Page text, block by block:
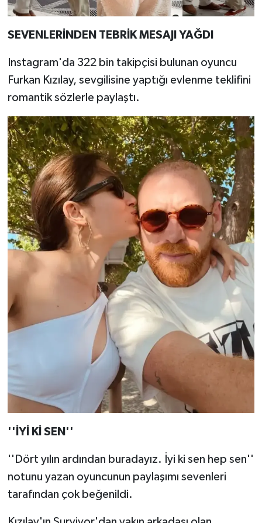
SEVENLERİNDEN TEBRİK MESAJI YAĞDI
Instagram'da 322 bin takipçisi bulunan oyuncu
Furkan Kızılay, sevgilisine yaptığı evlenme teklifini
romantik sözlerle paylaştı.
''İYİ Kİ SEN''
''Dört yılın ardından buradayız. İyi ki sen hep sen''
notunu yazan oyuncunun paylaşımı sevenleri
tarafından çok beğenildi.